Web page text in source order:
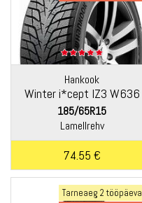
Hankook
Winter i*cept IZ3 W636
185/65R15
Lamellrehv
74.55 €
Tarneaeg 2 tööpäeva